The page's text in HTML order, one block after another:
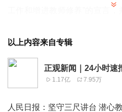
一定影响。1939年国民党政府
师节，并颁发了《教师节纪念
1985年北京师范大学操场庆祝首
新中国成立以后，政府曾恢复6
以上内容来自专辑
正观新闻｜24小时速
1.17亿 7.95万
人民日报：坚守三尺讲台 潜心